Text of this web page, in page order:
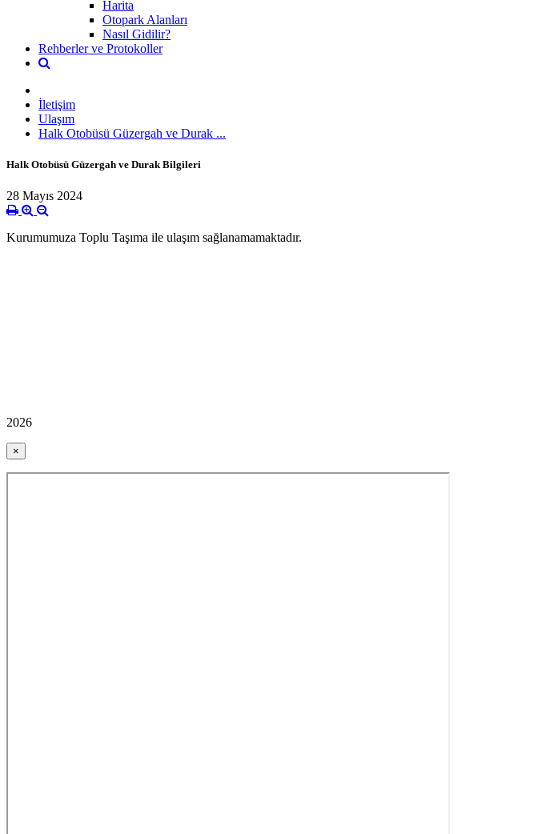
Harita
Otopark Alanları
Nasıl Gidilir?
Rehberler ve Protokoller
İletişim
Ulaşım
Halk Otobüsü Güzergah ve Durak ...
Halk Otobüsü Güzergah ve Durak Bilgileri
28 Mayıs 2024
Kurumumuza Toplu Taşıma ile ulaşım sağlanamamaktadır.
2026
×